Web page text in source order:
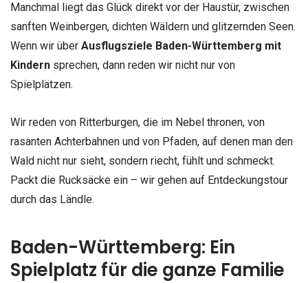
Manchmal liegt das Glück direkt vor der Haustür, zwischen
sanften Weinbergen, dichten Wäldern und glitzernden Seen.
Wenn wir über Ausflugsziele Baden-Württemberg mit
Kindern sprechen, dann reden wir nicht nur von
Spielplätzen.
Wir reden von Ritterburgen, die im Nebel thronen, von
rasanten Achterbahnen und von Pfaden, auf denen man den
Wald nicht nur sieht, sondern riecht, fühlt und schmeckt.
Packt die Rucksäcke ein – wir gehen auf Entdeckungstour
durch das Ländle.
Baden-Württemberg: Ein
Spielplatz für die ganze Familie